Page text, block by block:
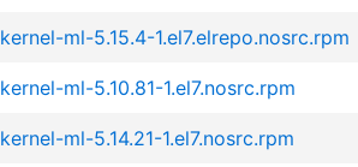
kernel-ml-5.15.4-1.el7.elrepo.nosrc.rpm
kernel-ml-5.10.81-1.el7.nosrc.rpm
kernel-ml-5.14.21-1.el7.nosrc.rpm